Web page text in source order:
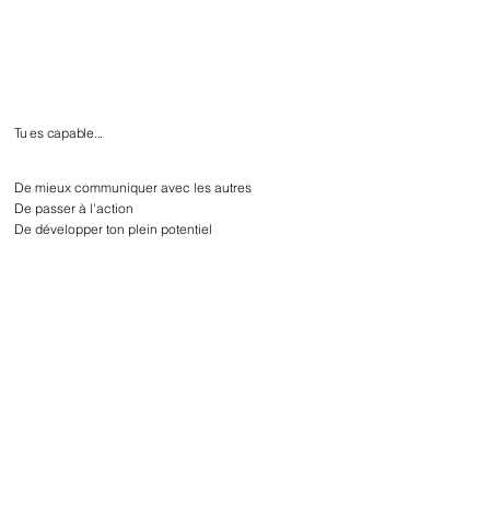
Tu es capable...
De mieux communiquer avec les autres
De passer à l'action
De développer ton plein potentiel